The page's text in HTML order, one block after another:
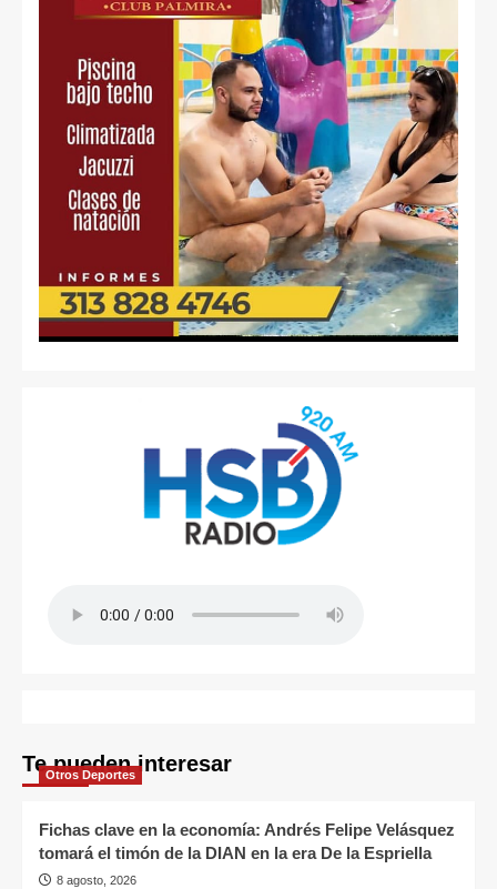
Te pueden interesar
Otros Deportes
Fichas clave en la economía: Andrés Felipe Velásquez
tomará el timón de la DIAN en la era De la Espriella
8 agosto, 2026